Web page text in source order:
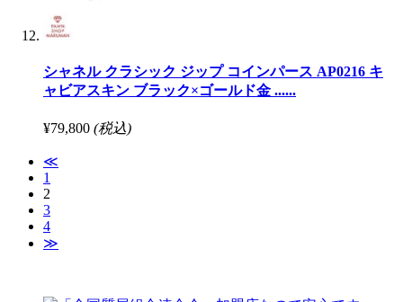
シャネル クラシック ジップ コインパース AP0216 キ
ャビアスキン ブラック×ゴールド金 ......
¥79,800 (税込)
≪
1
2
3
4
≫